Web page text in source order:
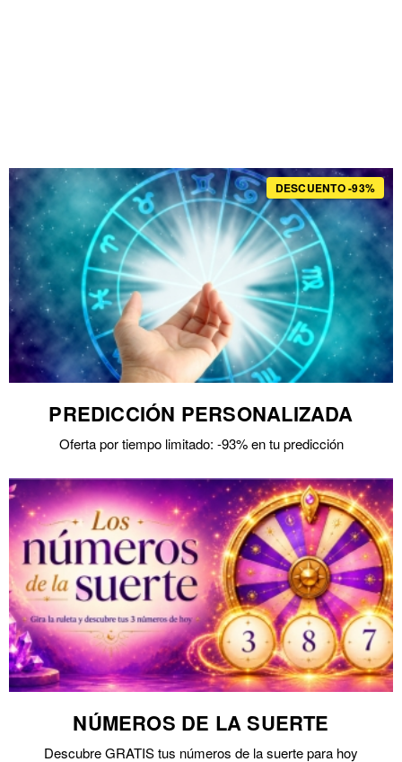
DESCUENTO -93%
PREDICCIÓN PERSONALIZADA
Oferta por tiempo limitado: -93% en tu predicción
NÚMEROS DE LA SUERTE
Descubre GRATIS tus números de la suerte para hoy